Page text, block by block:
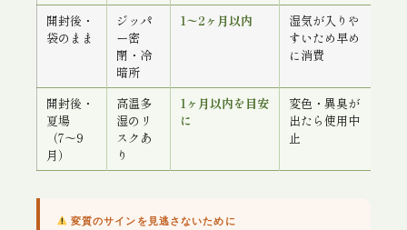
開封後・
袋のまま
ジッパ
ー密
閉・冷
暗所
1〜2ヶ月以内
湿気が入りや
すいため早め
に消費
開封後・
夏場
（7〜9
月）
高温多
湿のリ
スクあ
り
1ヶ月以内を目安
に
変色・異臭が
出たら使用中
止
変質のサインを見逃さないために